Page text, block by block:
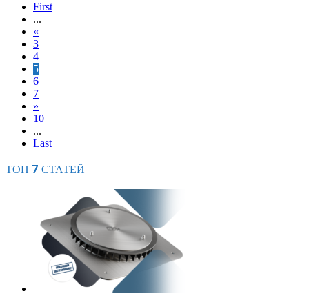
First
...
«
3
4
5
6
7
»
10
...
Last
ТОП 7 СТАТЕЙ